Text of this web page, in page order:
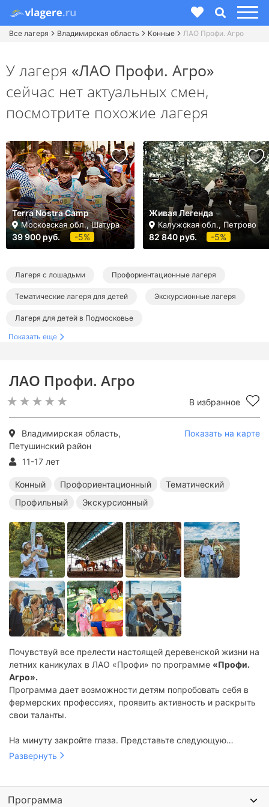
Все лагеря Владимирская область Конные ЛАО Профи. Агро
ЛАО Профи. Агро
В избранное
Владимирская область,
Петушинский район
Показать на карте
11-17 лет
Конный Профориентационный
Тематический
Профильный
Экскурсионный
Почувствуй все прелести настоящей деревенской жизни на
летних каникулах в ЛАО «Профи» по программе «Профи.
Агро».
Программа дает возможности детям попробовать себя в
фермерских профессиях, проявить активность и раскрыть
свои таланты.
На минуту закройте глаза. Представьте следующую
картину:
петух, знаменуя своим криком наступление нового дня. С
Развернуть
Программа
У лагеря «ЛАО Профи. Агро»
сейчас нет актуальных смен,
посмотрите похожие лагеря
Terra Nostra Camp
Московская обл., Шатура
39 900 руб. -5%
Живая Легенда
Калужская обл., Петрово
82 840 руб. -5%
Лагеря с лошадьми Профориентационные лагеря
Тематические лагеря для детей Экскурсионные лагеря
Лагеря для детей в Подмосковье
Лагеря во Владимирской области
Профориентационные лагеря в Подмосковье
Тематические лагеря в Подмосковье
Показать еще